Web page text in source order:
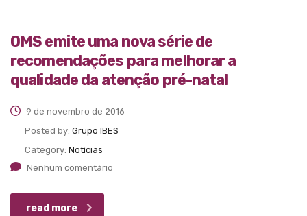
OMS emite uma nova série de
recomendações para melhorar a
qualidade da atenção pré-natal
9 de novembro de 2016
Posted by: Grupo IBES
Category: Notícias
Nenhum comentário
read more